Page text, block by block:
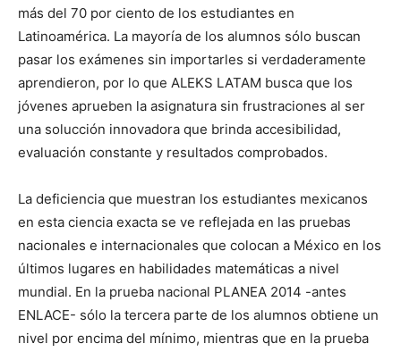
más del 70 por ciento de los estudiantes en
Latinoamérica. La mayoría de los alumnos sólo buscan
pasar los exámenes sin importarles si verdaderamente
aprendieron, por lo que ALEKS LATAM busca que los
jóvenes aprueben la asignatura sin frustraciones al ser
una solucción innovadora que brinda accesibilidad,
evaluación constante y resultados comprobados.
La deficiencia que muestran los estudiantes mexicanos
en esta ciencia exacta se ve reflejada en las pruebas
nacionales e internacionales que colocan a México en los
últimos lugares en habilidades matemáticas a nivel
mundial. En la prueba nacional PLANEA 2014 -antes
ENLACE- sólo la tercera parte de los alumnos obtiene un
nivel por encima del mínimo, mientras que en la prueba